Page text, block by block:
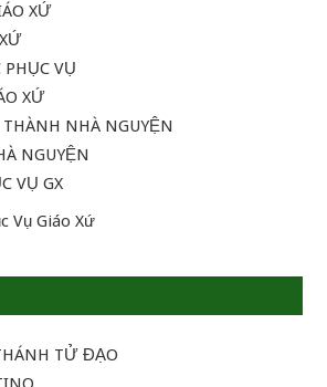
XỨ
VỤ
XỨ
NHÀ NGUYỆN
NGUYỆN
VỤ GX
Vụ Giáo Xứ
TỬ ĐẠO